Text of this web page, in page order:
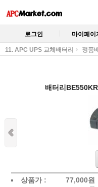
로그인 마이페이
11. APC UPS 교체배터리 정품
배터리
상품가 : 77,000원